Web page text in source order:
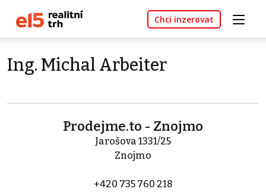
Chci inzerovat
Ing. Michal Arbeiter
Prodejme.to - Znojmo
Jarošova 1331/25
Znojmo
+420 735 760 218